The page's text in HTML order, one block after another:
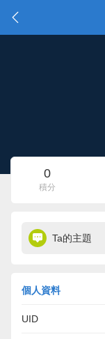
0
積分
Ta的主題
個人資料
UID